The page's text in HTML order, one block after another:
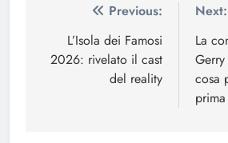
Navigazione
articoli
Previous:
L’Isola dei Famosi
2026: rivelato il cast
del reality
Next:
La
cosa